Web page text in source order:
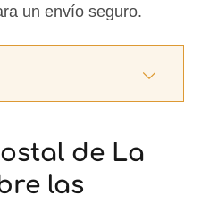
un envío seguro.
de La
las